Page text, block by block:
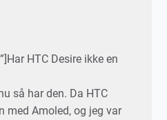
HTC Desire ikke en
så har den. Da HTC
med Amoled, og jeg var